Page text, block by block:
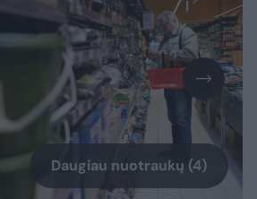
Daugiau nuotraukų (4)